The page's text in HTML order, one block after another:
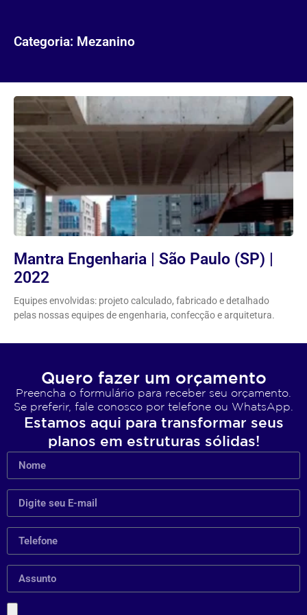
Categoria: Mezanino
Mantra Engenharia | São Paulo (SP) |
2022
Equipes envolvidas: projeto calculado, fabricado e detalhado
pelas nossas equipes de engenharia, confecção e arquitetura.
Quero fazer um orçamento
Preencha o formulário para receber seu orçamento.
Se preferir, fale conosco por telefone ou WhatsApp.
Estamos aqui para transformar seus
planos em estruturas sólidas!